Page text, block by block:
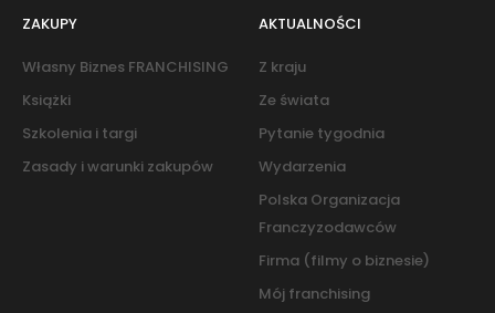
ZAKUPY
Własny Biznes FRANCHISING
Książki
Szkolenia i targi
Zasady i warunki zakupów
AKTUALNOŚCI
Z kraju
Ze świata
Pytanie tygodnia
Wydarzenia
Polska Organizacja
Franczyzodawców
Firma (filmy o biznesie)
Mój franchising